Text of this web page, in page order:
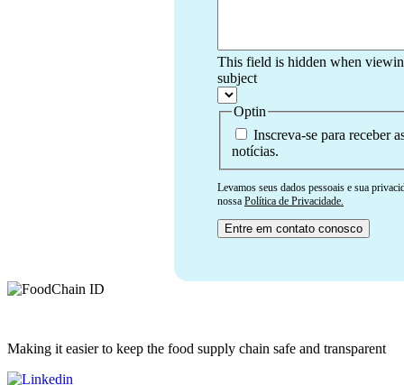
This field is hidden when
subject
Optin
Inscreva-se para receber
notícias.
Levamos seus dados pessoais e sua
nossa Política de Privacidade.
Making it easier to keep the food supply chain safe and transparent